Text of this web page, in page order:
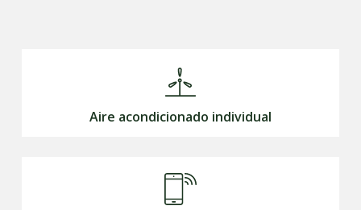
Aire acondicionado individual